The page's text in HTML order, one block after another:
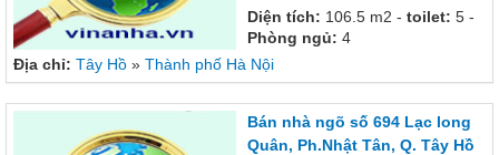
Diện tích: 106.5 m2 - toilet: 5 -
Phòng ngủ: 4
Địa chỉ: Tây Hồ » Thành phố Hà Nội
Bán nhà ngõ số 694 Lạc long
Quân, Ph.Nhật Tân, Q. Tây Hồ